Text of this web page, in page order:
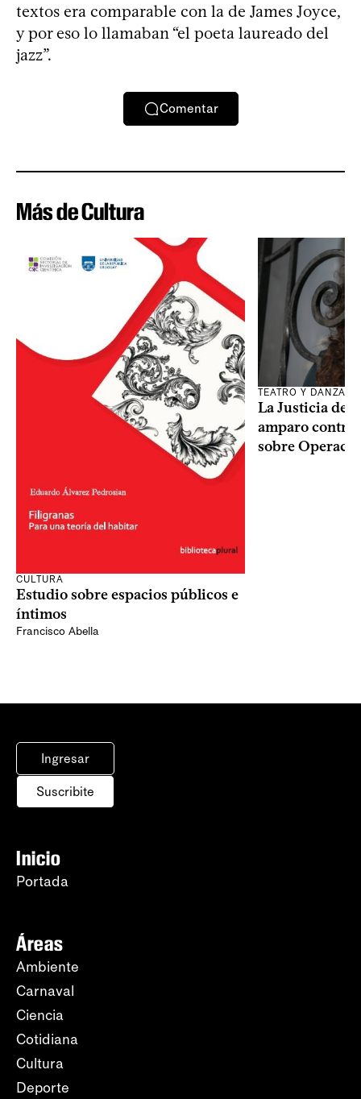
textos era comparable con la de James Joyce,
y por eso lo llamaban “el poeta laureado del
jazz”.
Comentar
Más de Cultura
CULTURA
Estudio sobre espacios públicos e
íntimos
Francisco Abella
TEATRO Y DANZA
La Justicia
amparo contra
sobre
Ingresar
Suscribite
Inicio
Portada
Áreas
Ambiente
Carnaval
Ciencia
Cotidiana
Cultura
Deporte